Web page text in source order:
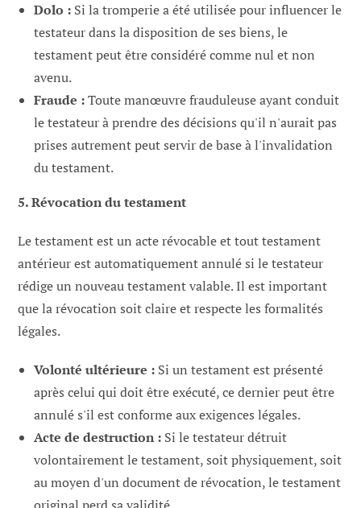
Dolo : Si la tromperie a été utilisée pour influencer le
testateur dans la disposition de ses biens, le
testament peut être considéré comme nul et non
avenu.
Fraude :Toute manœuvre frauduleuse ayant conduit
le testateur à prendre des décisions qu'il n'aurait pas
prises autrement peut servir de base à l'invalidation
du testament.
5. Révocation du testament
Le testament est un acte révocable et tout testament
antérieur est automatiquement annulé si le testateur
rédige un nouveau testament valable. Il est important
que la révocation soit claire et respecte les formalités
légales.
Volonté ultérieure : Si un testament est présenté
après celui qui doit être exécuté, ce dernier peut être
annulé s'il est conforme aux exigences légales.
Acte de destruction : Si le testateur détruit
volontairement le testament, soit physiquement, soit
au moyen d'un document de révocation, le testament